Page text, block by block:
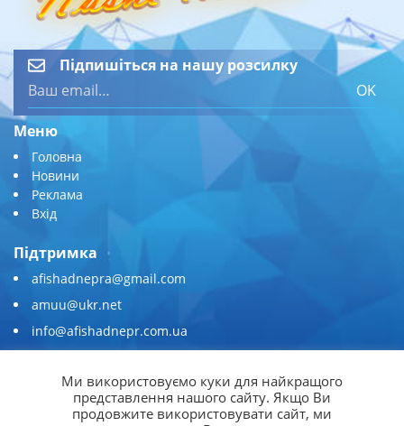
Підпишіться на нашу розсилку
OK
Меню
Головна
Новини
Реклама
Вхід
Підтримка
afishadnepra@gmail.com
amuu@ukr.net
info@afishadnepr.com.ua
Приєднуйтесь
Ми використовуємо куки для найкращого
представлення нашого сайту. Якщо Ви
продовжите використовувати сайт, ми